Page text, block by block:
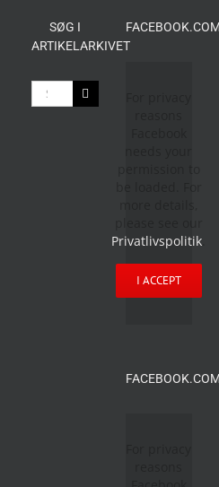
SØG I
ARTIKELARKIVET
Søg
efter:
Privatlivspolitik
I ACCEPT